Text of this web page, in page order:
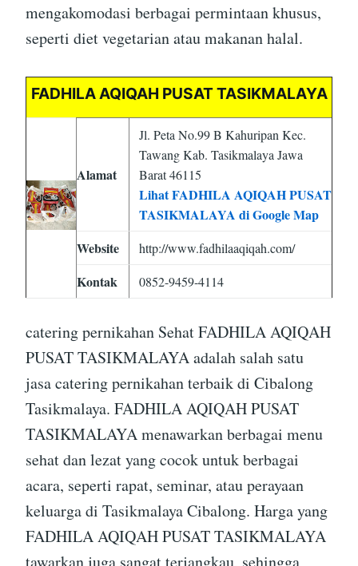
mengakomodasi berbagai permintaan khusus,
seperti diet vegetarian atau makanan halal.
FADHILA AQIQAH PUSAT TASIKMALAYA
Alamat
Jl. Peta No.99 B Kahuripan Kec.
Tawang Kab. Tasikmalaya Jawa
Barat 46115
Lihat FADHILA AQIQAH PUSAT
TASIKMALAYA di Google Map
Website
http://www.fadhilaaqiqah.com/
Kontak 0852-9459-4114
catering pernikahan Sehat FADHILA AQIQAH
PUSAT TASIKMALAYA adalah salah satu
jasa catering pernikahan terbaik di Cibalong
Tasikmalaya. FADHILA AQIQAH PUSAT
TASIKMALAYA menawarkan berbagai menu
sehat dan lezat yang cocok untuk berbagai
acara, seperti rapat, seminar, atau perayaan
keluarga di Tasikmalaya Cibalong. Harga yang
FADHILA AQIQAH PUSAT TASIKMALAYA
tawarkan juga sangat terjangkau, sehingga